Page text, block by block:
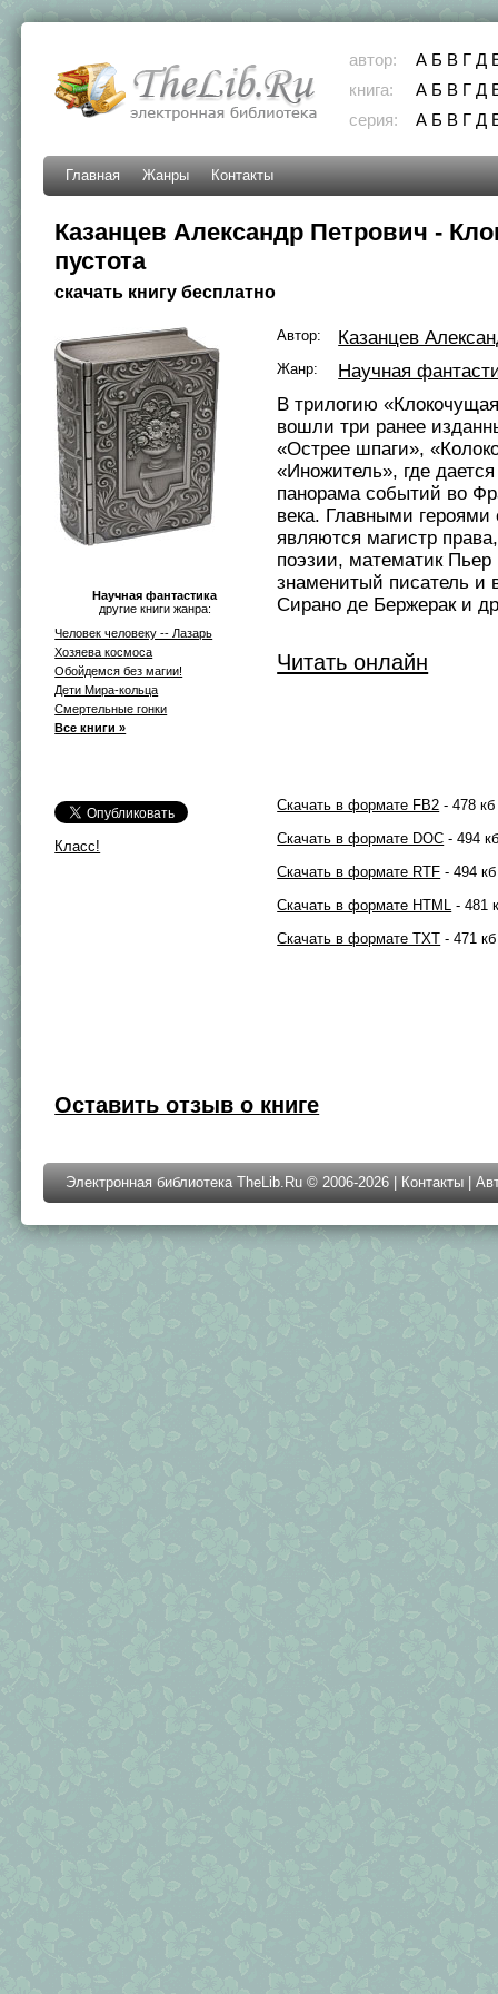
автор: А Б В Г Д
книга:
А Б В Г Д
серия:
А Б В Г Д
Главная Жанры Контакты
Казанцев Александр Петрович -
пустота
скачать книгу бесплатно
Научная фантастика
другие книги жанра:
Человек человеку -- Лазарь
Хозяева космоса
Обойдемся без магии!
Дети Мира-кольца
Смертельные гонки
Все книги »
Класс!
Автор: Казанцев
Жанр:
Научная
В трилогию
вошли три ранее
«Острее шпаги»,
«Иножитель», где
панорама событий во
века. Главными
являются магистр
поэзии, математик
знаменитый писатель и
Сирано де Бержерак и
Читать онлайн
Скачать в формате FB2 - 478 кб
Скачать в формате DOC - 494
Скачать в формате RTF - 494 кб
Скачать в формате HTML - 481
Скачать в формате TXT - 471 кб
Оставить отзыв о книге
Электронная библиотека TheLib.Ru © 2006-2026 | Контакты |